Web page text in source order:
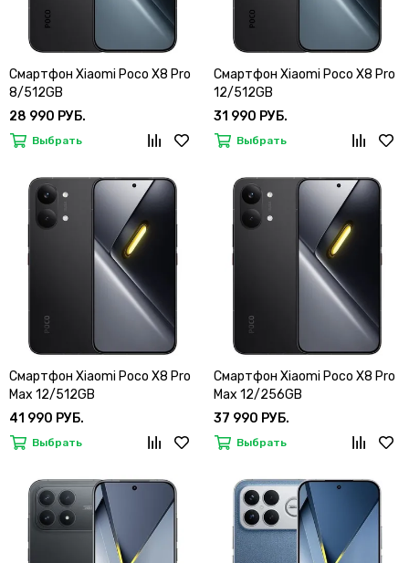
Смартфон Xiaomi Poco X8 Pro
8/512GB
28 990 РУБ.
Выбрать
Смартфон Xiaomi Poco X8 Pro
12/512GB
31 990 РУБ.
Выбрать
Смартфон Xiaomi Poco X8 Pro
Max 12/512GB
41 990 РУБ.
Выбрать
Смартфон Xiaomi Poco X8 Pro
Max 12/256GB
37 990 РУБ.
Выбрать